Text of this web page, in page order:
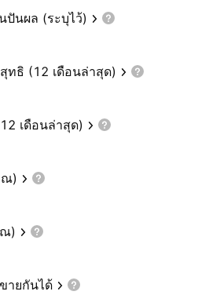
ปันผล (ระบุไว้)
ทธิ (12 เดือนล่าสุด)
เดือนล่าสุด)
ณ)
)
ายกันได้